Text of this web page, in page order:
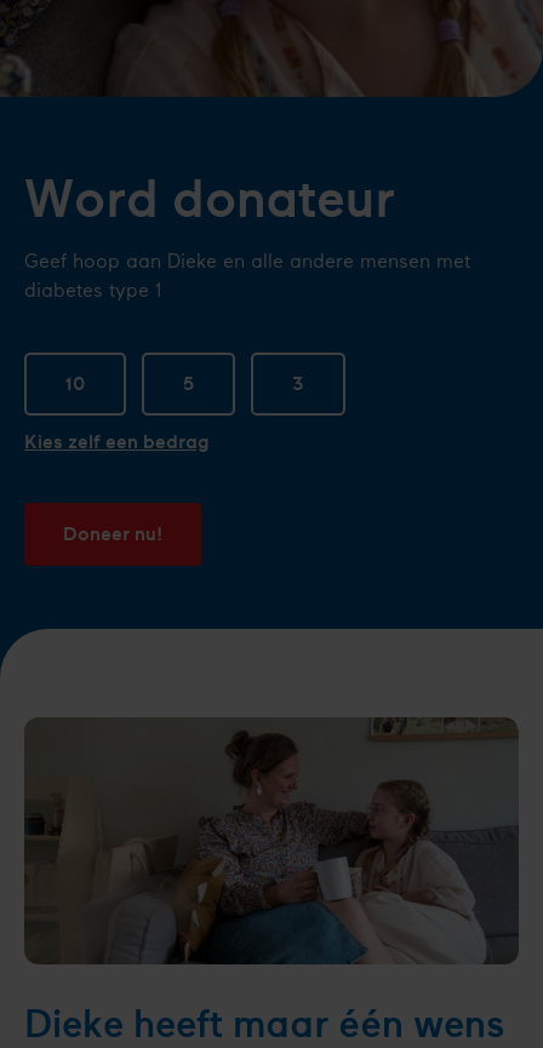
Word donateur
Geef hoop aan Dieke en alle andere mensen met
diabetes type 1
10 5 3
Kies zelf een bedrag
Doneer nu!
Dieke heeft maar één wens